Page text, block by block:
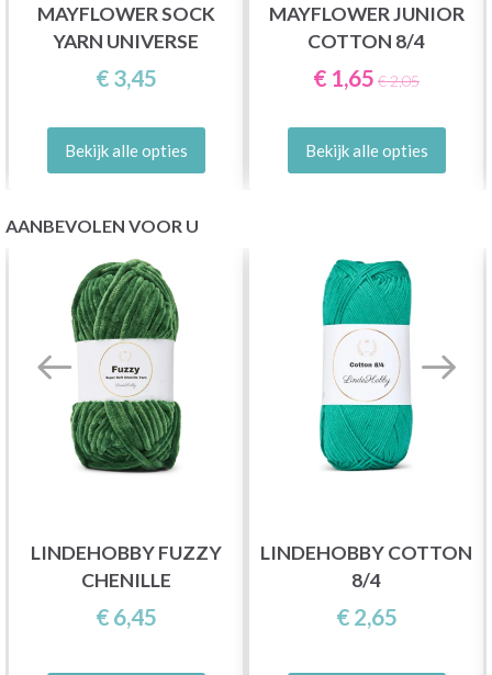
MAYFLOWER SOCK
YARN UNIVERSE
€ 3,45
Bekijk alle opties
MAYFLOWER JUNIOR
COTTON 8/4
€ 1,65 € 2,05
Bekijk alle opties
AANBEVOLEN VOOR U
LINDEHOBBY FUZZY
CHENILLE
€ 6,45
LINDEHOBBY COTTON
8/4
€ 2,65